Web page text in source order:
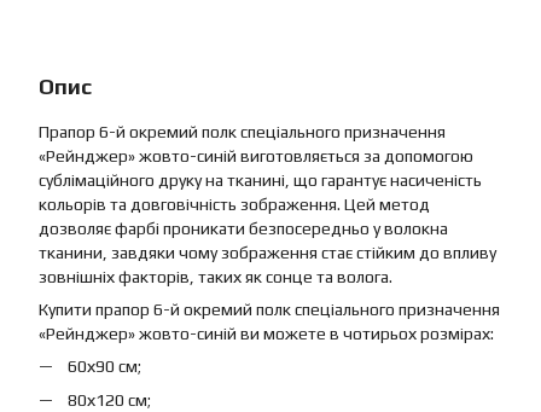
Опис
Прапор 6-й окремий полк спеціального призначення
«Рейнджер» жовто-синій виготовляється за допомогою
сублімаційного друку на тканині, що гарантує насиченість
кольорів та довговічність зображення. Цей метод
дозволяє фарбі проникати безпосередньо у волокна
тканини, завдяки чому зображення стає стійким до впливу
зовнішніх факторів, таких як сонце та волога.
Купити прапор 6-й окремий полк спеціального призначення
«Рейнджер» жовто-синій ви можете в чотирьох розмірах:
60х90 см;
80х120 см;